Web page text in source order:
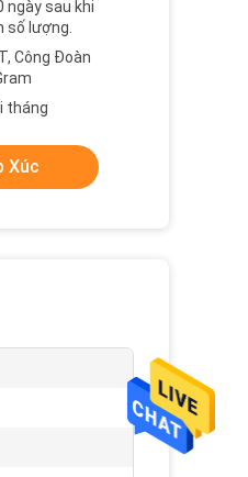
ngày sau khi
số lượng.
Công Đoàn
tháng
Xúc